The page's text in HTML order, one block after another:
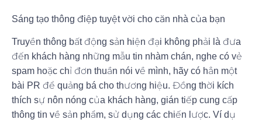
Sáng tạo thông điệp tuyệt vời cho căn nhà của bạn
Truyền thông bất động sản hiện đại không phải là đưa
đến khách hàng những mẫu tin nhàm chán, nghe có vẻ
spam hoặc chỉ đơn thuần nói về mình, hãy có hẳn một
bài PR để quảng bá cho thương hiệu. Đồng thời kích
thích sự nôn nóng của khách hàng, gián tiếp cung cấp
thông tin về sản phẩm, sử dụng các chiến lược. Ví dụ